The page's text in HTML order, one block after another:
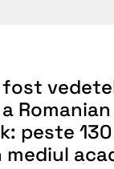
Romanian
peste